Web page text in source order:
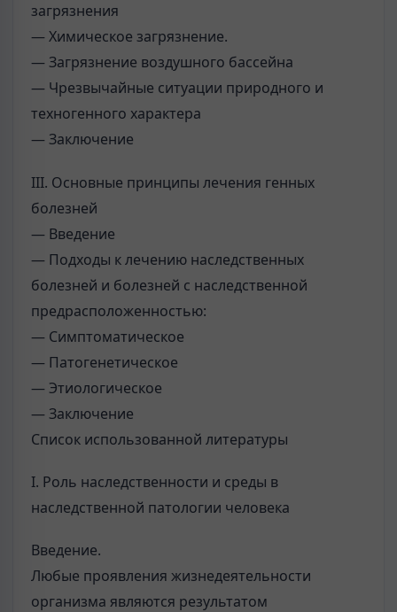
загрязнения
— Химическое загрязнение.
— Загрязнение воздушного бассейна
— Чрезвычайные ситуации природного и
техногенного характера
— Заключение
III. Основные принципы лечения генных
болезней
— Введение
— Подходы к лечению наследственных
болезней и болезней с наследственной
предрасположенностью:
— Симптоматическое
— Патогенетическое
— Этиологическое
— Заключение
Список использованной литературы
I. Роль наследственности и среды в
наследственной патологии человека
Введение.
Любые проявления жизнедеятельности
организма являются результатом